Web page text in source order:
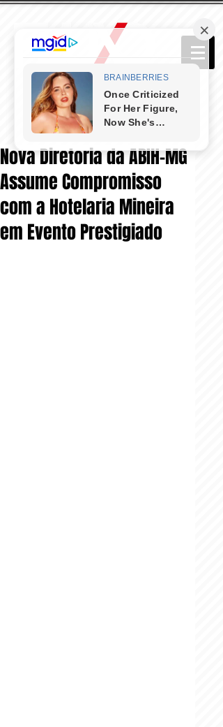
Nova Diretoria da ABIH-MG
Assume Compromisso
com a Hotelaria Mineira
em Evento Prestigiado